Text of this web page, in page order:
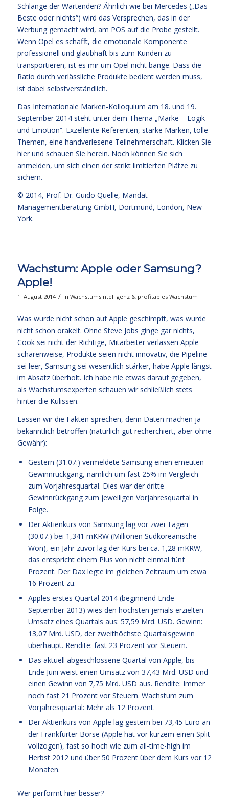
Schlange der Wartenden? Ähnlich wie bei Mercedes („Das
Beste oder nichts“) wird das Versprechen, das in der
Werbung gemacht wird, am POS auf die Probe gestellt.
Wenn Opel es schafft, die emotionale Komponente
professionell und glaubhaft bis zum Kunden zu
transportieren, ist es mir um Opel nicht bange. Dass die
Ratio durch verlässliche Produkte bedient werden muss,
ist dabei selbstverständlich.
Das Internationale Marken-Kolloquium am 18. und 19.
September 2014 steht unter dem Thema „Marke – Logik
und Emotion“. Exzellente Referenten, starke Marken, tolle
Themen, eine handverlesene Teilnehmerschaft. Klicken Sie
hier und schauen Sie herein. Noch können Sie sich
anmelden, um sich einen der strikt limitierten Plätze zu
sichern.
© 2014, Prof. Dr. Guido Quelle, Mandat
Managementberatung GmbH, Dortmund, London, New
York.
Wachstum: Apple oder Samsung?
Apple!
1. August 2014 / in Wachstumsintelligenz & profitables Wachstum
Was wurde nicht schon auf Apple geschimpft, was wurde
nicht schon orakelt. Ohne Steve Jobs ginge gar nichts,
Cook sei nicht der Richtige, Mitarbeiter verlassen Apple
scharenweise, Produkte seien nicht innovativ, die Pipeline
sei leer, Samsung sei wesentlich stärker, habe Apple längst
im Absatz überholt. Ich habe nie etwas darauf gegeben,
als Wachstumsexperten schauen wir schließlich stets
hinter die Kulissen.
Lassen wir die Fakten sprechen, denn Daten machen ja
bekanntlich betroffen (natürlich gut recherchiert, aber ohne
Gewähr):
Gestern (31.07.) vermeldete Samsung einen erneuten
Gewinnrückgang, nämlich um fast 25% im Vergleich
zum Vorjahresquartal. Dies war der dritte
Gewinnrückgang zum jeweiligen Vorjahresquartal in
Folge.
Der Aktienkurs von Samsung lag vor zwei Tagen
(30.07.) bei 1,341 mKRW (Millionen Südkoreanische
Won), ein Jahr zuvor lag der Kurs bei ca. 1,28 mKRW,
das entspricht einem Plus von nicht einmal fünf
Prozent. Der Dax legte im gleichen Zeitraum um etwa
16 Prozent zu.
Apples erstes Quartal 2014 (beginnend Ende
September 2013) wies den höchsten jemals erzielten
Umsatz eines Quartals aus: 57,59 Mrd. USD. Gewinn:
13,07 Mrd. USD, der zweithöchste Quartalsgewinn
überhaupt. Rendite: fast 23 Prozent vor Steuern.
Das aktuell abgeschlossene Quartal von Apple, bis
Ende Juni weist einen Umsatz von 37,43 Mrd. USD und
einen Gewinn von 7,75 Mrd. USD aus. Rendite: Immer
noch fast 21 Prozent vor Steuern. Wachstum zum
Vorjahresquartal: Mehr als 12 Prozent.
Der Aktienkurs von Apple lag gestern bei 73,45 Euro an
der Frankfurter Börse (Apple hat vor kurzem einen Split
vollzogen), fast so hoch wie zum all-time-high im
Herbst 2012 und über 50 Prozent über dem Kurs vor 12
Monaten.
Wer performt hier besser?